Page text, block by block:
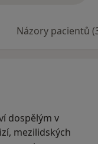
Názory pacientů
dospělým v
mezilidských